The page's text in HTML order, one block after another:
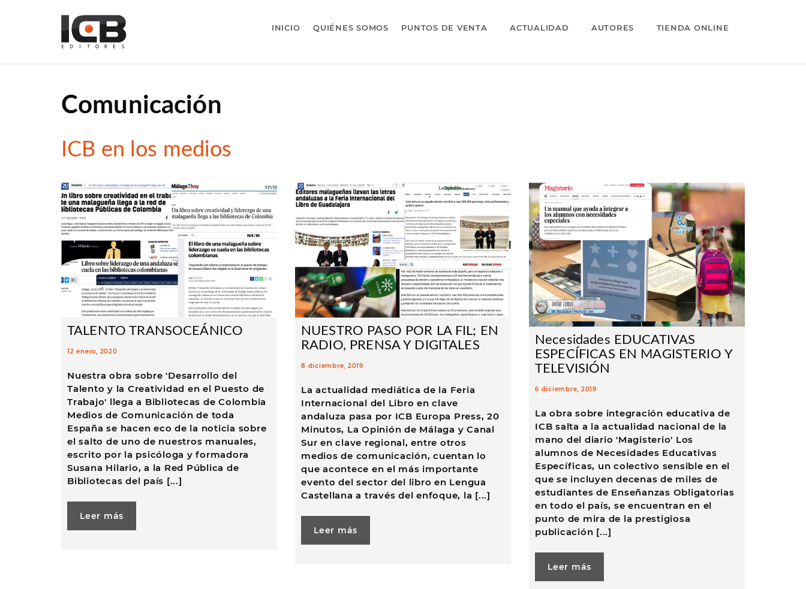
INICIO QUIÉNES SOMOS PUNTOS DE VENTA ACTUALIDAD AUTORES TIENDA ONLINE
Comunicación
ICB en los medios
TALENTO TRANSOCEÁNICO
12 enero, 2020
Nuestra obra sobre 'Desarrollo del
Talento y la Creatividad en el Puesto de
Trabajo' llega a Bibliotecas de Colombia
Medios de Comunicación de toda
España se hacen eco de la noticia sobre
el salto de uno de nuestros manuales,
escrito por la psicóloga y formadora
Susana Hilario, a la Red Pública de
Bibliotecas del país [...]
Leer más
NUESTRO PASO POR LA FIL; EN
RADIO, PRENSA Y DIGITALES
8 diciembre, 2019
La actualidad mediática de la Feria
Internacional del Libro en clave
andaluza pasa por ICB Europa Press, 20
Minutos, La Opinión de Málaga y Canal
Sur en clave regional, entre otros
medios de comunicación, cuentan lo
que acontece en el más importante
evento del sector del libro en Lengua
Castellana a través del enfoque, la [...]
Leer más
Necesidades EDUCATIVAS
ESPECÍFICAS EN MAGISTERIO Y
TELEVISIÓN
6 diciembre, 2019
La obra sobre integración educativa de
ICB salta a la actualidad nacional de la
mano del diario 'Magisterio' Los
alumnos de Necesidades Educativas
Específicas, un colectivo sensible en el
que se incluyen decenas de miles de
estudiantes de Enseñanzas Obligatorias
en todo el país, se encuentran en el
punto de mira de la prestigiosa
publicación [...]
Leer más